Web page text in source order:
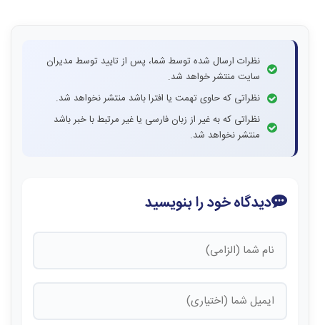
نظرات ارسال شده توسط شما، پس از تایید توسط مدیران
سایت منتشر خواهد شد.
نظراتی که حاوی تهمت یا افترا باشد منتشر نخواهد شد.
نظراتی که به غیر از زبان فارسی یا غیر مرتبط با خبر باشد
منتشر نخواهد شد.
دیدگاه خود را بنویسید